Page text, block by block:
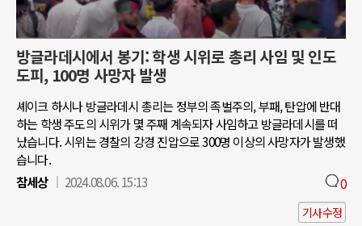
방글라데시에서 봉기: 학생 시위로 총리 사임 및 인도
도피, 100명 사망자 발생
셰이크 하시나 방글라데시 총리는 정부의 족벌주의, 부패, 탄압에 반대
하는 학생 주도의 시위가 몇 주째 계속되자 사임하고 방글라데시를 떠
났습니다. 시위는 경찰의 강경 진압으로 300명 이상의 사망자가 발생했
습니다.
참세상
2024.08.06. 15:13 0
기사수정